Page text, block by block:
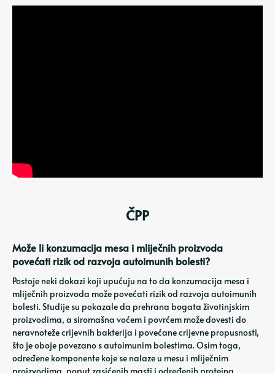
ČPP
Može li konzumacija mesa i mliječnih proizvoda
povećati rizik od razvoja autoimunih bolesti?
Postoje neki dokazi koji upućuju na to da konzumacija mesa i
mliječnih proizvoda može povećati rizik od razvoja autoimunih
bolesti. Studije su pokazale da prehrana bogata životinjskim
proizvodima, a siromašna voćem i povrćem može dovesti do
neravnoteže crijevnih bakterija i povećane crijevne propusnosti,
što je oboje povezano s autoimunim bolestima. Osim toga,
određene komponente koje se nalaze u mesu i mliječnim